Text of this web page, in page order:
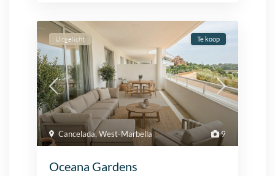
9
Cancelada,West-Marbella
Uitgelicht Te koop
Oceana Gardens